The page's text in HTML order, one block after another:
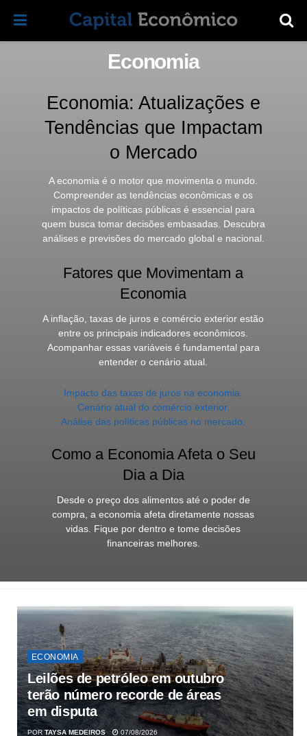
Economia
Economia: Atualizações e
Tendências que Impactam
o Mercado
A economia é o motor que movimenta o mundo.
Compreender as tendências econômicas e os
impactos de políticas públicas é essencial para
quem busca tomar decisões embasadas. Descubra
análises e previsões do mercado global e nacional.
Fatores que Movimentam a
Economia
A inflação, taxas de juros e comércio exterior estão
entre os principais indicadores econômicos.
Acompanhar essas variáveis é fundamental para
entender o cenário atual.
Impacto das taxas de juros na economia.
Cenário atual do comércio exterior.
Análise das políticas públicas no mercado.
Como a Economia Afeta o Seu
Dia a Dia
Desde o preço dos alimentos até o poder de
compra, a economia afeta diretamente nossas
vidas. Fique por dentro e tome decisões
financeiras melhores.
ECONOMIA
Leilões de petróleo em outubro
terão número recorde de áreas
em disputa
POR TAYSA MEDEIROS 07/08/2026